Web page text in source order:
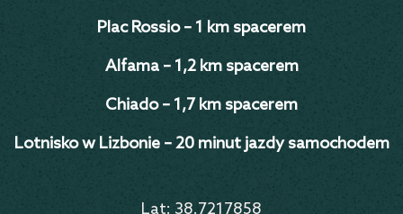
Plac Rossio – 1 km spacerem
Alfama – 1,2 km spacerem
Chiado – 1,7 km spacerem
Lotnisko w Lizbonie – 20 minut jazdy samochodem
Lat: 38.7217858